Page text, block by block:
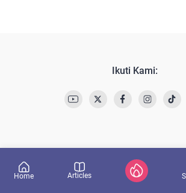
Ikuti Kami:
Home Articles